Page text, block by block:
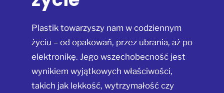
Plastik towarzyszy nam w codziennym
życiu – od opakowań, przez ubrania, aż po
elektronikę. Jego wszechobecność jest
wynikiem wyjątkowych właściwości,
takich jak lekkość, wytrzymałość czy